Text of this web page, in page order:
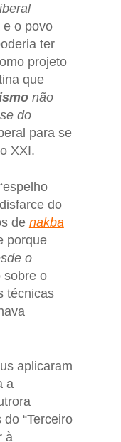
o povo
ter
projeto
que
não
do
para se
XXI.
do
de nakba
porque
o
sobre o
técnicas
aplicaram
a
“Terceiro
à